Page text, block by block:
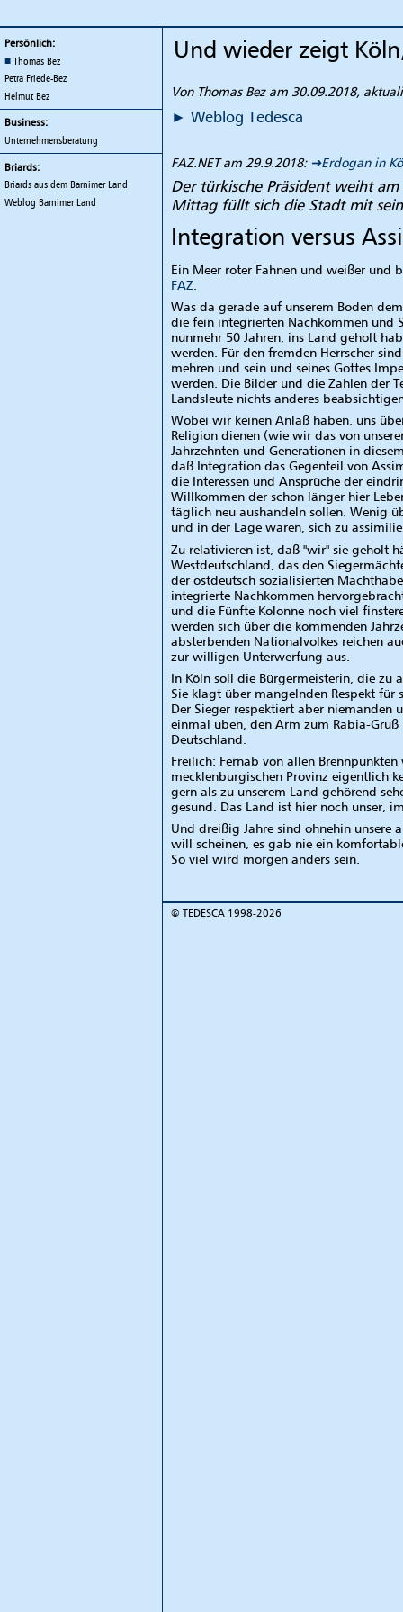
Persönlich:
Thomas Bez
Petra Friede-Bez
Helmut Bez
Business:
Unternehmensberatung
Briards:
Briards aus dem Barnimer Land
Weblog Barnimer Land
Und wieder zeigt
Von Thomas Bez am 30.09.2018,
Weblog Tedesca
FAZ.NET am 29.9.2018: Erdogan in
Der türkische Präsident weiht
Mittag füllt sich die Stadt mit
Integration versus
Ein Meer roter Fahnen und weißer und
FAZ
Was da gerade auf unserem Boden
die fein integrierten Nachkommen und
nunmehr 50 Jahren, ins Land geholt
werden. Für den fremden Herrscher
mehren und sein und seines Gottes
werden. Die Bilder und die Zahlen der
Landsleute nichts anderes
Wobei wir keinen Anlaß haben, uns
Religion dienen (wie wir das von
Jahrzehnten und Generationen in
daß Integration das Gegenteil von
die Interessen und Ansprüche der
Willkommen der schon länger hier
täglich neu aushandeln sollen. Wenig
und in der Lage waren, sich zu
Zu relativieren ist, daß "wir" sie geholt
Westdeutschland, das den
der ostdeutsch sozialisierten
integrierte Nachkommen
und die Fünfte Kolonne noch viel
werden sich über die kommenden
absterbenden Nationalvolkes reichen
zur willigen Unterwerfung aus.
In Köln soll die Bürgermeisterin, die zu
Sie klagt über mangelnden Respekt
Der Sieger respektiert aber niemanden
einmal üben, den Arm zum Rabia-
Deutschland.
Freilich: Fernab von allen
mecklenburgischen Provinz eigentlich
gern als zu unserem Land gehörend
gesund. Das Land ist hier noch unser,
Und dreißig Jahre sind ohnehin unsere
will scheinen, es gab nie ein
So viel wird morgen anders sein.
© TEDESCA 1998-2026